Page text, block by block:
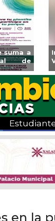
Municipal
Clases
en la